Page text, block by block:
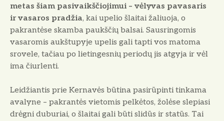
metas šiam pasivaikščiojimui – vėlyvas pavasaris
ir vasaros pradžia, kai upelio šlaitai žaliuoja, o
pakrantėse skamba paukščių balsai. Sausringomis
vasaromis aukštupyje upelis gali tapti vos matoma
srovele, tačiau po lietingesnių periodų jis atgyja ir vėl
ima čiurlenti.
Leidžiantis prie Kernavės būtina pasirūpinti tinkama
avalyne – pakrantės vietomis pelkėtos, žolėse slepiasi
drėgni duburiai, o šlaitai gali būti slidūs ir statūs. Tai